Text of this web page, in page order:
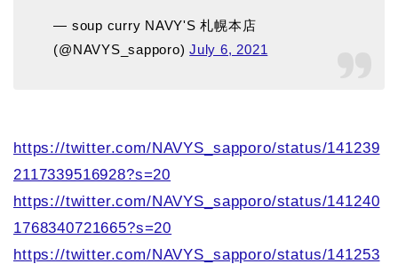
— soup curry NAVY'S 札幌本店
(@NAVYS_sapporo)July 6, 2021
https://twitter.com/NAVYS_sapporo/status/141239
2117339516928?s=20
https://twitter.com/NAVYS_sapporo/status/141240
1768340721665?s=20
https://twitter.com/NAVYS_sapporo/status/141253